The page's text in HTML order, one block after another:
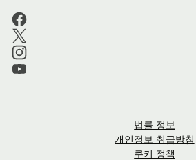
법률 정보
개인정보 취급방침
쿠키 정책